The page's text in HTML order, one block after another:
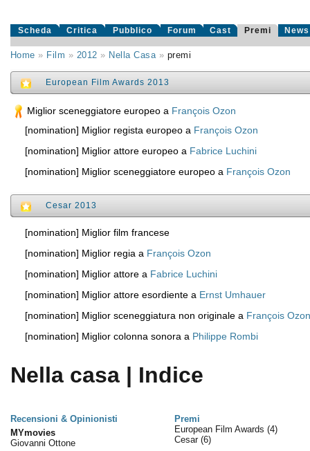
Scheda Critica Pubblico Forum Cast Premi News
Home » Film » 2012 » Nella Casa» premi
European Film Awards 2013
Miglior sceneggiatore europeo a François Ozon
[nomination] Miglior regista europeo a François Ozon
[nomination] Miglior attore europeo a Fabrice Luchini
[nomination] Miglior sceneggiatore europeo a François Ozon
Cesar 2013
[nomination] Miglior film francese
[nomination] Miglior regia a François Ozon
[nomination] Miglior attore a Fabrice Luchini
[nomination] Miglior attore esordiente a Ernst Umhauer
[nomination] Miglior sceneggiatura non originale a François Ozon
[nomination] Miglior colonna sonora a Philippe Rombi
Nella casa | Indice
Recensioni & Opinionisti
Premi
MYmovies
Giovanni Ottone
European Film Awards (4)
Cesar (6)